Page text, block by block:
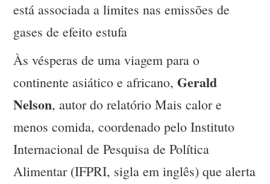
está associada a limites nas emissões de
gases de efeito estufa
Às vésperas de uma viagem para o
continente asiático e africano,Gerald
Nelson, autor do relatório Mais calor e
menos comida, coordenado pelo Instituto
Internacional de Pesquisa de Política
Alimentar (IFPRI, sigla em inglês) que alerta